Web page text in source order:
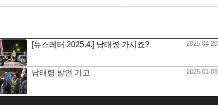
[뉴스레터 2025.4.] 남태령 가시죠? 2025-04-20
남태령 발언 기고 2025-01-08